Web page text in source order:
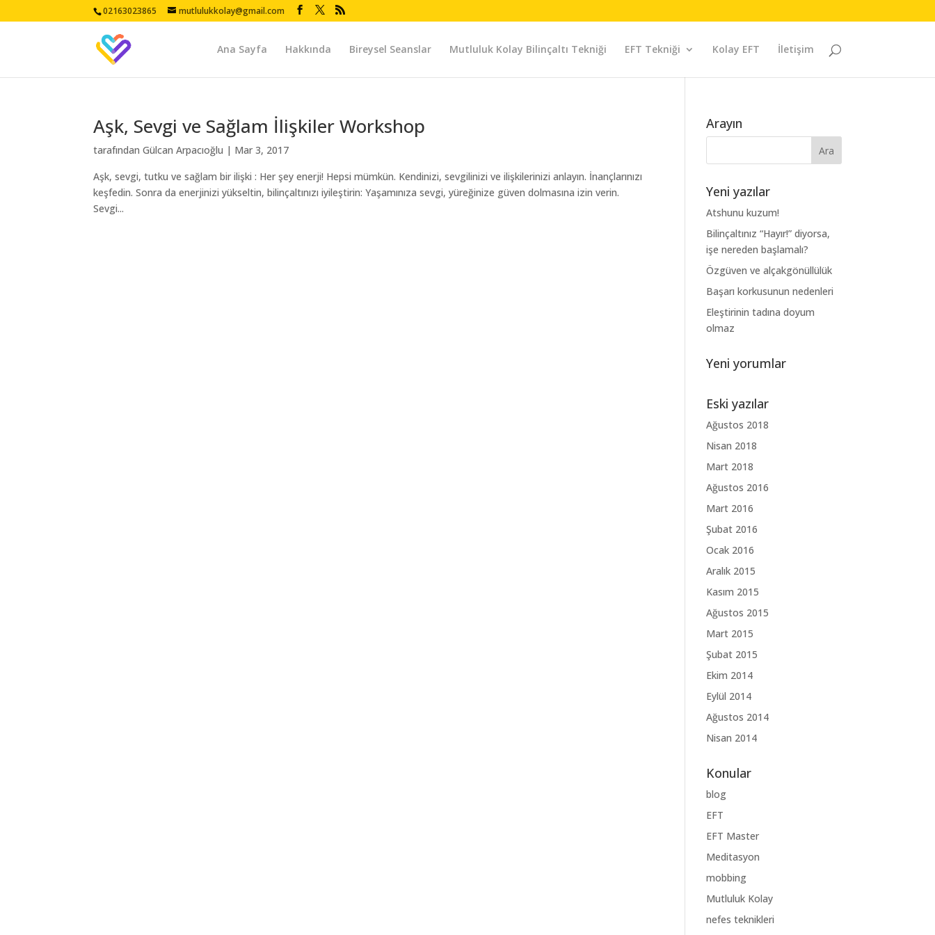
02163023865 mutlulukkolay@gmail.com
Ana Sayfa Hakkında Bireysel Seanslar Mutluluk Kolay Bilinçaltı Tekniği EFT Tekniği Kolay EFT İletişim
Aşk, Sevgi ve Sağlam İlişkiler Workshop
tarafındanGülcan Arpacıoğlu | Mar 3, 2017
Aşk, sevgi, tutku ve sağlam bir ilişki : Her şey enerji! Hepsi mümkün. Kendinizi, sevgilinizi ve ilişkilerinizi anlayın. İnançlarınızı
keşfedin. Sonra da enerjinizi yükseltin, bilinçaltınızı iyileştirin: Yaşamınıza sevgi, yüreğinize güven dolmasına izin verin.
Sevgi...
Arayın
Yeni yazılar
Atshunu kuzum!
Bilinçaltınız “Hayır!” diyorsa,
işe nereden başlamalı?
Özgüven ve alçakgönüllülük
Başarı korkusunun nedenleri
Eleştirinin tadına doyum
olmaz
Yeni yorumlar
Eski yazılar
Ağustos 2018
Nisan 2018
Mart 2018
Ağustos 2016
Mart 2016
Şubat 2016
Ocak 2016
Aralık 2015
Kasım 2015
Ağustos 2015
Mart 2015
Şubat 2015
Ekim 2014
Eylül 2014
Ağustos 2014
Nisan 2014
Konular
blog
EFT
EFT Master
Meditasyon
mobbing
Mutluluk Kolay
nefes teknikleri